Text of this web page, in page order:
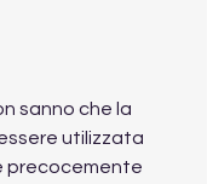
utilizzata
precocemente